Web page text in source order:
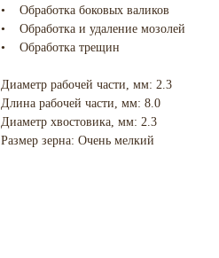
• Обработка боковых валиков
• Обработка и удаление мозолей
• Обработка трещин
Диаметр рабочей части, мм: 2.3
Длина рабочей части, мм: 8.0
Диаметр хвостовика, мм: 2.3
Размер зерна: Очень мелкий